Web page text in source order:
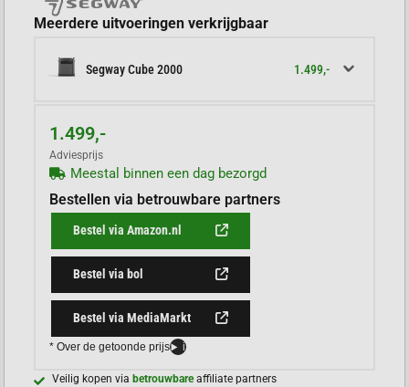
Meerdere uitvoeringen verkrijgbaar
Segway Cube 2000 1.499,-
1.499,-
Adviesprijs
Meestal binnen een dag bezorgd
Bestellen via betrouwbare partners
Bestel via Amazon.nl
Bestel via bol
Bestel via MediaMarkt
* Over de getoonde prijs i
Veilig kopen via betrouwbareaffiliate partners